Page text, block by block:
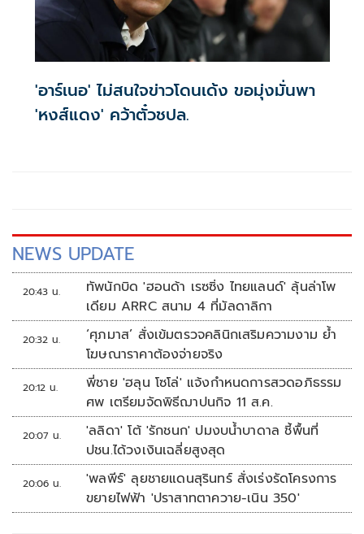
'อาร์เนอ' ไม่สนใจข่าวโดนเด้ง ขอมุ่งมั่นพา
'หงส์แดง' คว้าตั๋วชปล.
NEWS UPDATE
20:43 น.
ทัพนักบิด 'ฮอนด้า เรซซิ่ง ไทยแลนด์' ลุ้นล่าโพ
เดียม ARRC สนาม 4 ที่มัลดาลิกา
20:32 น.
‘ศุภมาส’ สั่งเข้มตรวจคลินิกเสริมความงาม ย้ำ
โฆษณาราคาต้องจ่ายจริง
20:12 น.
พี่ชาย 'ฮลุน โซโล่' แจ้งกำหนดการสวดอภิธรรม
ศพ เตรียมจัดพิธีฌาปนกิจ 11 ส.ค.
20:07 น.
'ลลิดา' โต้ 'รักชนก' ปมงบน้ำบาดาล ชี้พื้นที่
ปชน.ได้วงเงินเฉลี่ยสูงสุด
20:06 น.
'พลพีร์' ลุยชายแดนสุรินทร์ สั่งเร่งรัดโครงการ
ขยายไฟฟ้า 'ปราสาทตาควาย-เนิน 350'